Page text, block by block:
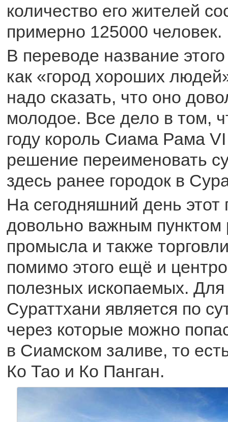
количество его жителей
примерно 125000 человек.
В переводе название
как «город хороших
надо сказать, что оно
молодое. Все дело в том,
году король Сиама Рама
решение переименовать
здесь ранее городок в
На сегодняшний день этот
довольно важным пунктом
промысла и также
помимо этого ещё и
полезных ископаемых. Для
Сураттхани является по
через которые можно
в Сиамском заливе, то
Ко Тао и Ко Панган.